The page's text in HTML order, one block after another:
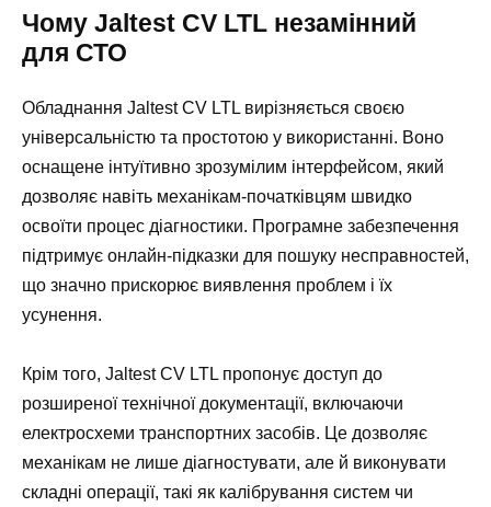
Чому Jaltest CV LTL незамінний
для СТО
Обладнання Jaltest CV LTL вирізняється своєю
універсальністю та простотою у використанні. Воно
оснащене інтуїтивно зрозумілим інтерфейсом, який
дозволяє навіть механікам-початківцям швидко
освоїти процес діагностики. Програмне забезпечення
підтримує онлайн-підказки для пошуку несправностей,
що значно прискорює виявлення проблем і їх
усунення.
Крім того, Jaltest CV LTL пропонує доступ до
розширеної технічної документації, включаючи
електросхеми транспортних засобів. Це дозволяє
механікам не лише діагностувати, але й виконувати
складні операції, такі як калібрування систем чи